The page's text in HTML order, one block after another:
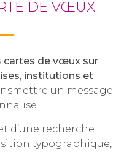
DE VŒUX
cartes de vœux sur
institutions et
un message
d’une recherche
typographique,